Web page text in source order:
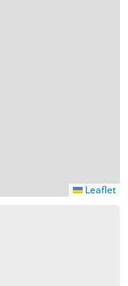
Leaflet